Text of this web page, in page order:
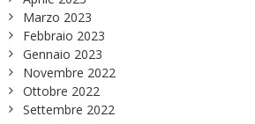
Marzo 2023
Febbraio 2023
Gennaio 2023
Novembre 2022
Ottobre 2022
Settembre 2022